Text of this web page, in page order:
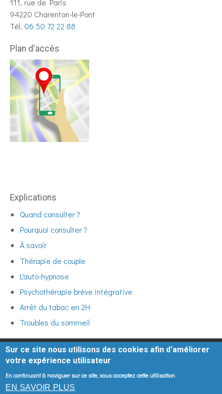
111, rue de Paris
94220 Charenton-le-Pont
Tél. 06 50 72 22 88
Plan d'accès
Explications
Quand consulter ?
Pourquoi consulter ?
À savoir
Thérapie de couple
L'auto-hypnose
Psychothérapie brève intégrative
Arrêt du tabac en 2H
Troubles du sommeil
Honoraires -Mentions légales
Sur ce site nous utilisons des cookies afin d'améliorer
votre expérience utilisateur
En continuant à naviguer sur ce site, vous acceptez cette utilisation
EN SAVOIR PLUS